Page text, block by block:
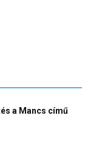
a Mancs című